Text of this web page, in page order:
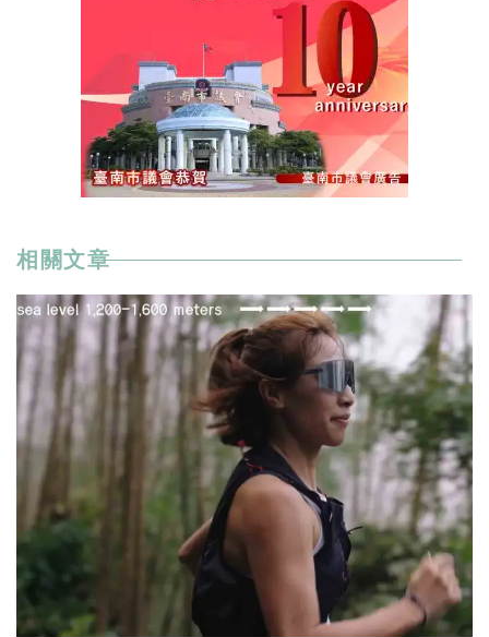
相關文章